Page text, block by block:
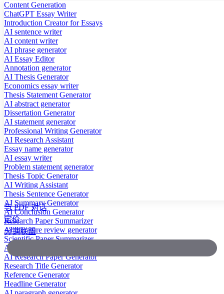
Content Generation
ChatGPT Essay Writer
Introduction Creator for Essays
AI sentence writer
AI content writer
AI phrase generator
AI Essay Editor
Annotation generator
AI Thesis Generator
Economics essay writer
Thesis Statement Generator
AI abstract generator
Dissertation Generator
AI statement generator
Professional Writing Generator
AI Research Assistant
Essay name generator
AI essay writer
Problem statement generator
Thesis Topic Generator
AI Writing Assistant
Thesis Sentence Generator
AI Summary Generator
AI Conclusion Generator
Research Paper Summarizer
AI literature review generator
Scientific Paper Summarizer
AI case study generator
AI Research Paper Generator
Research Title Generator
Reference Generator
Headline Generator
与 PDF 对话
定价
分销联盟